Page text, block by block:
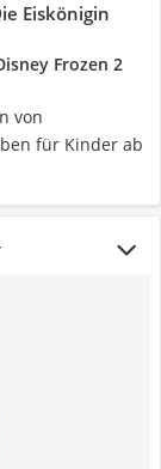
Eiskönigin
Frozen 2
von
für Kinder ab